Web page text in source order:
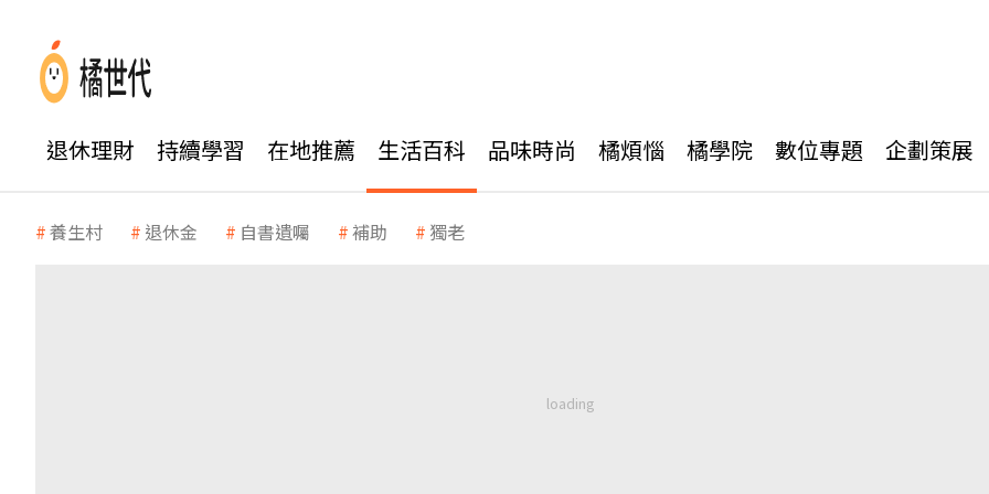
退休理財 持續學習 在地推薦 生活百科 品味時尚 橘煩惱 橘學院 數位專題 企劃策展
養生村 退休金 自書遺囑 補助 獨老